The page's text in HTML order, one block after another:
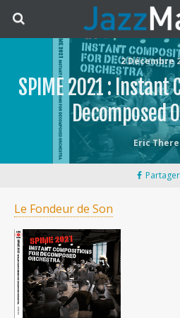
2 Décembre
SPIME 2021 : Instant
Decomposed
Eric
Partager
Le Fondeur de Son